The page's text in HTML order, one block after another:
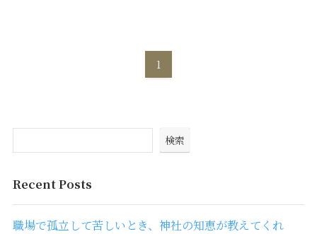
1
検索
Recent Posts
職場で孤立して苦しいとき、神社の知恵が教えてくれ